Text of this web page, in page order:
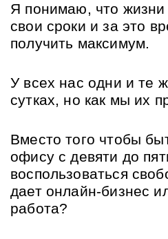
Я понимаю, что
свои сроки и за это
получить максимум.
У всех нас одни и те
сутках, но как мы их
Вместо того чтобы
офису с девяти до
воспользоваться
дает онлайн-бизнес
работа?